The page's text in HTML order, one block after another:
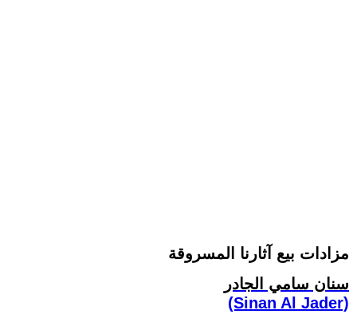
مزادات بيع آثارنا المسروقة
سنان سامي الجادر
(Sinan Al Jader)